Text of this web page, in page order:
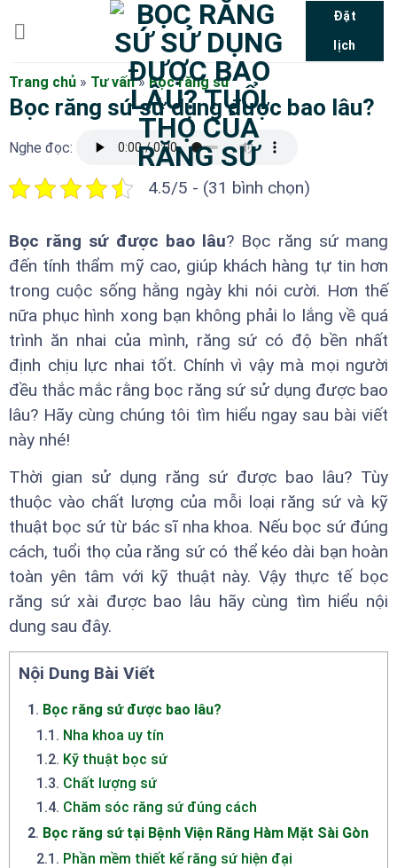
dung
Đặt
lịch
Trang chủ » Tư vấn» Bọc răng sứ
Bọc răng sứ sử dụng được bao lâu?
Nghe đọc:
4.5/5 - (31 bình chọn)
Bọc răng sứ được bao lâu? Bọc răng sứ mang
đến tính thẩm mỹ cao, giúp khách hàng tự tin hơn
trong cuộc sống hằng ngày khi nói cười. Hơn thế
nữa phục hình xong bạn không phải lo lắng về quá
trình ăn nhai của mình, răng sứ có độ bền nhất
định chịu lực nhai tốt. Chính vì vậy mà mọi người
đều thắc mắc rằng bọc răng sứ sử dụng được bao
lâu? Hãy cùng chúng tôi tìm hiểu ngay sau bài viết
này nhé!
Thời gian sử dụng răng sứ được bao lâu? Tùy
thuộc vào chất lượng của mỗi loại răng sứ và kỹ
thuật bọc sứ từ bác sĩ nha khoa. Nếu bọc sứ đúng
cách, tuổi thọ của răng sứ có thể kéo dài bạn hoàn
toàn yên tâm với kỹ thuật này. Vậy thực tế bọc
răng sứ xài được bao lâu hãy cùng tìm hiểu nội
dung sau đây.
Nội Dung Bài Viết
1. Bọc răng sứ được bao lâu?
1.1 . Nha khoa uy tín
1.2. Kỹ thuật bọc sứ
1.3. Chất lượng sứ
1.4. Chăm sóc răng sứ đúng cách
2. Bọc răng sứ tại Bệnh Viện Răng Hàm Mặt Sài Gòn
2.1 . Phần mềm thiết kế răng sứ hiện đại